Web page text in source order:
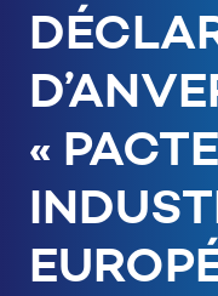
« PACTE